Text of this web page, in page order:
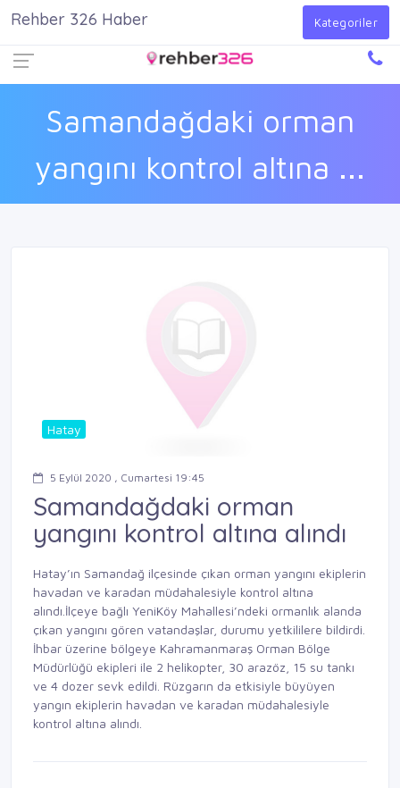
Giriş Yap
Samandağdaki orman
yangını kontrol altına ...
Rehber 326 Haber Kategoriler
Hatay
5 Eylül 2020 , Cumartesi 19:45
Samandağdaki orman
yangını kontrol altına alındı
Hatay’ın Samandağ ilçesinde çıkan orman yangını ekiplerin
havadan ve karadan müdahalesiyle kontrol altına
alındı.İlçeye bağlı YeniKöy Mahallesi’ndeki ormanlık alanda
çıkan yangını gören vatandaşlar, durumu yetkililere bildirdi.
İhbar üzerine bölgeye Kahramanmaraş Orman Bölge
Müdürlüğü ekipleri ile 2 helikopter, 30 arazöz, 15 su tankı
ve 4 dozer sevk edildi. Rüzgarın da etkisiyle büyüyen
yangın ekiplerin havadan ve karadan müdahalesiyle
kontrol altına alındı.